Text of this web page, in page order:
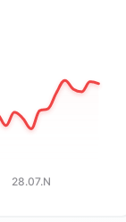
28.07.N